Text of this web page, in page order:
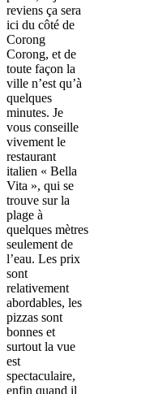
reviens ça sera
ici du côté de
Corong
Corong, et de
toute façon la
ville n’est qu’à
quelques
minutes. Je
vous conseille
vivement le
restaurant
italien « Bella
Vita », qui se
trouve sur la
plage à
quelques mètres
seulement de
l’eau. Les prix
sont
relativement
abordables, les
pizzas sont
bonnes et
surtout la vue
est
spectaculaire,
enfin quand il